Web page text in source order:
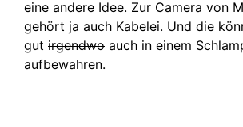
eine andere Idee. Zur Camera von
gehört ja auch Kabelei. Und die
gut irgendwo auch in einem
aufbewahren.